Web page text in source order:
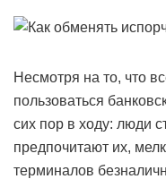
Несмотря на то, что
пользоваться
сих пор в ходу: люди
предпочитают их,
терминалов